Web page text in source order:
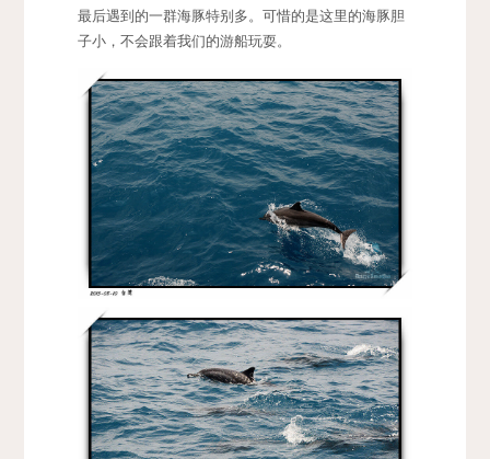
最后遇到的一群海豚特别多。可惜的是这里的海豚胆
子小，不会跟着我们的游船玩耍。